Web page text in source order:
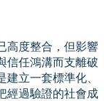
高度整合，但影響
信任鴻溝而支離破
立一套標準化、
過驗證的社會成